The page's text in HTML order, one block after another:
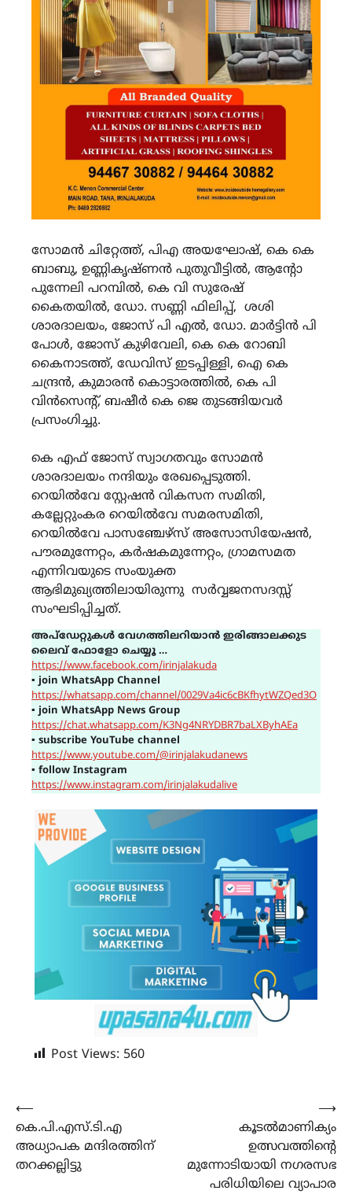
സോമൻ ചിറ്റേത്ത്, പിഎ അയഘോഷ്, കെ കെ
ബാബു, ഉണ്ണികൃഷ്ണൻ പുതുവീട്ടിൽ, ആന്റോ
പുന്നേലി പറമ്പിൽ, കെ വി സുരേഷ്
കൈതയിൽ, ഡോ. സണ്ണി ഫിലിപ്പ്, ശശി
ശാരദാലയം, ജോസ് പി എൽ, ഡോ. മാർട്ടിൻ പി
പോൾ, ജോസ് കുഴിവേലി, കെ കെ റോബി
കൈനാടത്ത്, ഡേവിസ് ഇടപ്പിള്ളി, ഐ കെ
ചന്ദ്രൻ, കുമാരൻ കൊട്ടാരത്തിൽ, കെ പി
വിൻസെന്റ്, ബഷീർ കെ ജെ തുടങ്ങിയവർ
പ്രസംഗിച്ചു.
കെ എഫ് ജോസ് സ്വാഗതവും സോമൻ
ശാരദാലയം നന്ദിയും രേഖപ്പെടുത്തി.
റെയിൽവേ സ്റ്റേഷൻ വികസന സമിതി,
കല്ലേറ്റുംകര റെയിൽവേ സമരസമിതി,
റെയിൽവേ പാസഞ്ചേഴ്സ് അസോസിയേഷൻ,
പൗരമുന്നേറ്റം, കർഷകമുന്നേറ്റം, ഗ്രാമസമത
എന്നിവയുടെ സംയുക്ത
ആഭിമുഖ്യത്തിലായിരുന്നു സർവ്വജനസദസ്സ്
സംഘടിപ്പിച്ചത്.
അപ്ഡേറ്റുകൾ വേഗത്തിലറിയാൻ ഇരിങ്ങാലക്കുട
ലൈവ് ഫോളോ ചെയ്യൂ …
https://www.facebook.com/irinjalakuda
▪join WhatsApp Channel
https://whatsapp.com/channel/0029Va4ic6cBKfhytWZQed3O
▪join WhatsApp News Group
https://chat.whatsapp.com/K3Ng4NRYDBR7baLXByhAEa
▪ subscribe YouTube channel
https://www.youtube.com/@irinjalakudanews
▪ follow Instagram
https://www.instagram.com/irinjalakudalive
Post Views: 560
Post
navigation
⟵
കെ.പി.എസ്.ടി.എ
അധ്യാപക മന്ദിരത്തിന്
തറക്കല്ലിട്ടു
കൂടൽമാണിക്യം
ഉത്സവത്തിന്റെ
മുന്നോടിയായി നഗരസഭ
പരിധിയിലെ വ്യാപാര
⟶